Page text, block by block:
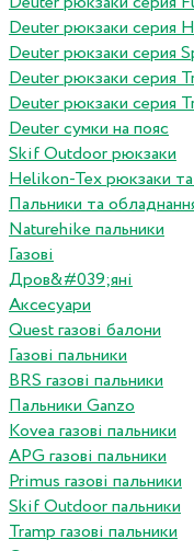
Deuter рюкзаки серия
Deuter рюкзаки серия
Deuter рюкзаки серия
Deuter рюкзаки серия
Deuter сумки на пояс
Skif Outdoor рюкзаки
Helikon-Tex рюкзаки
Пальники та
Naturehike пальники
Газові
Дров&#039;яні
Аксесуари
Quest газові балони
Газові пальники
BRS газові пальники
Пальники Ganzo
Kovea газові пальники
APG газові пальники
Primus газові пальники
Skif Outdoor пальники
Tramp газові пальники